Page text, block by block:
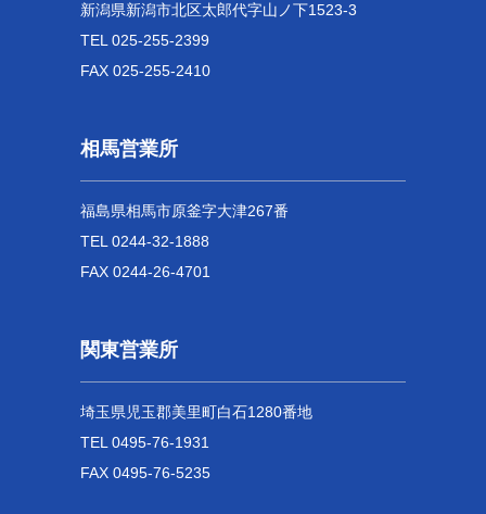
新潟県新潟市北区太郎代字山ノ下1523-3
TEL 025-255-2399
FAX 025-255-2410
相馬営業所
福島県相馬市原釜字大津267番
TEL 0244-32-1888
FAX 0244-26-4701
関東営業所
埼玉県児玉郡美里町白石1280番地
TEL 0495-76-1931
FAX 0495-76-5235